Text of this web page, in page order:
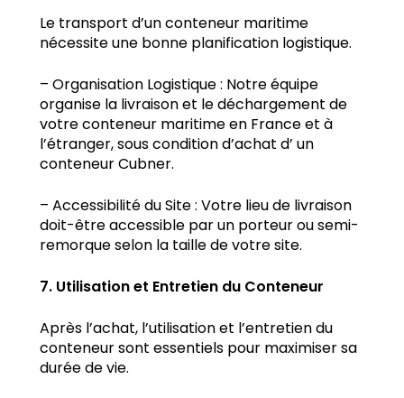
Le transport d’un conteneur maritime
nécessite une bonne planification logistique.
– Organisation Logistique : Notre équipe
organise la livraison et le déchargement de
votre conteneur maritime en France et à
l’étranger, sous condition d’achat d’ un
conteneur Cubner.
– Accessibilité du Site : Votre lieu de livraison
doit-être accessible par un porteur ou semi-
remorque selon la taille de votre site.
7. Utilisation et Entretien du Conteneur
Après l’achat, l’utilisation et l’entretien du
conteneur sont essentiels pour maximiser sa
durée de vie.